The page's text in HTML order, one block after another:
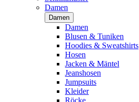
Damen
Damen
Damen
Blusen & Tuniken
Hoodies & Sweatshirts
Hosen
Jacken & Mäntel
Jeanshosen
Jumpsuits
Kleider
Röcke